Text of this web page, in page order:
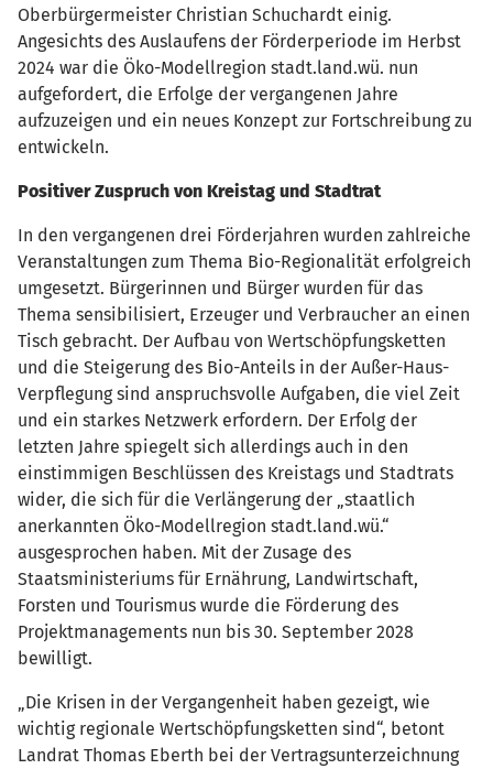
Oberbürgermeister Christian Schuchardt einig.
Angesichts des Auslaufens der Förderperiode im Herbst
2024 war die Öko-Modellregion stadt.land.wü. nun
aufgefordert, die Erfolge der vergangenen Jahre
aufzuzeigen und ein neues Konzept zur Fortschreibung zu
entwickeln.
Positiver Zuspruch von Kreistag und Stadtrat
In den vergangenen drei Förderjahren wurden zahlreiche
Veranstaltungen zum Thema Bio-Regionalität erfolgreich
umgesetzt. Bürgerinnen und Bürger wurden für das
Thema sensibilisiert, Erzeuger und Verbraucher an einen
Tisch gebracht. Der Aufbau von Wertschöpfungsketten
und die Steigerung des Bio-Anteils in der Außer-Haus-
Verpflegung sind anspruchsvolle Aufgaben, die viel Zeit
und ein starkes Netzwerk erfordern. Der Erfolg der
letzten Jahre spiegelt sich allerdings auch in den
einstimmigen Beschlüssen des Kreistags und Stadtrats
wider, die sich für die Verlängerung der „staatlich
anerkannten Öko-Modellregion stadt.land.wü.“
ausgesprochen haben. Mit der Zusage des
Staatsministeriums für Ernährung, Landwirtschaft,
Forsten und Tourismus wurde die Förderung des
Projektmanagements nun bis 30. September 2028
bewilligt.
„Die Krisen in der Vergangenheit haben gezeigt, wie
wichtig regionale Wertschöpfungsketten sind“, betont
Landrat Thomas Eberth bei der Vertragsunterzeichnung